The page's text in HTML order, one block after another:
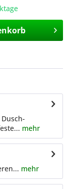
mehr
mehr